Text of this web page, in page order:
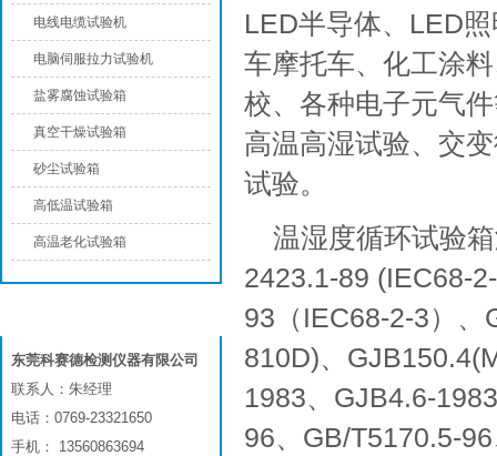
LED半导体、LED
车摩托车、化工涂
校、各种电子元气
高温高湿试验、交
试验。
温湿度循环试验
2423.1-89 (IEC68-
93（IEC68-2-3）、
810D)、
1983、GJB4.6-
96、GB/T5170.5-
电线电缆试验机
电脑伺服拉力试验机
盐雾腐蚀试验箱
真空干燥试验箱
砂尘试验箱
高低温试验箱
高温老化试验箱
东莞科赛德检测仪器有限公司
联系人：朱经理
电话：0769-23321650
手机： 13560863694